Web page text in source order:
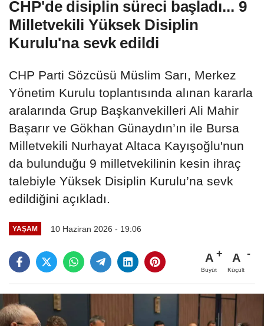
CHP'de disiplin süreci başladı... 9
Milletvekili Yüksek Disiplin
Kurulu'na sevk edildi
CHP Parti Sözcüsü Müslim Sarı, Merkez
Yönetim Kurulu toplantısında alınan kararla
aralarında Grup Başkanvekilleri Ali Mahir
Başarır ve Gökhan Günaydın’ın ile Bursa
Milletvekili Nurhayat Altaca Kayışoğlu'nun
da bulunduğu 9 milletvekilinin kesin ihraç
talebiyle Yüksek Disiplin Kurulu’na sevk
edildiğini açıkladı.
YAŞAM 10 Haziran 2026 - 19:06
A
Büyüt
A
Küçült